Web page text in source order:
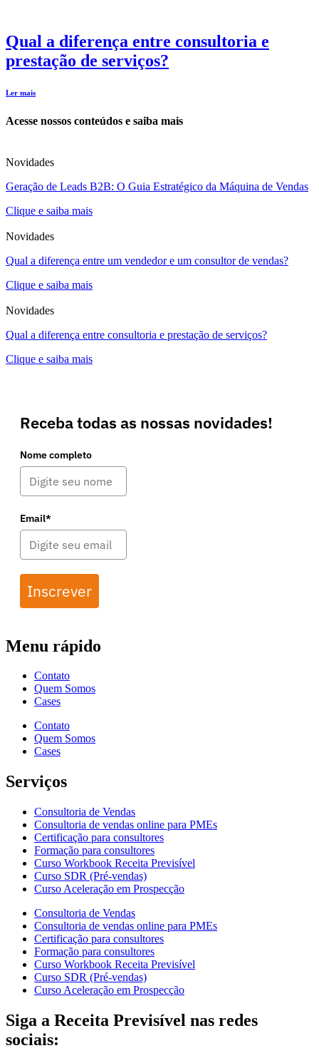
Qual a diferença entre consultoria e
prestação de serviços?
Ler mais
Acesse nossos conteúdos e saiba mais
Novidades
Geração de Leads B2B: O Guia Estratégico da Máquina de Vendas
Clique e saiba mais
Novidades
Qual a diferença entre um vendedor e um consultor de vendas?
Clique e saiba mais
Novidades
Qual a diferença entre consultoria e prestação de serviços?
Clique e saiba mais
Receba todas as nossas novidades!
Nome completo
Email*
Inscrever
Menu rápido
Contato
Quem Somos
Cases
Contato
Quem Somos
Cases
Serviços
Consultoria de Vendas
Consultoria de vendas online para PMEs
Certificação para consultores
Formação para consultores
Curso Workbook Receita Previsível
Curso SDR (Pré-vendas)
Curso Aceleração em Prospecção
Consultoria de Vendas
Consultoria de vendas online para PMEs
Certificação para consultores
Formação para consultores
Curso Workbook Receita Previsível
Curso SDR (Pré-vendas)
Curso Aceleração em Prospecção
Siga a Receita Previsível nas redes
sociais: